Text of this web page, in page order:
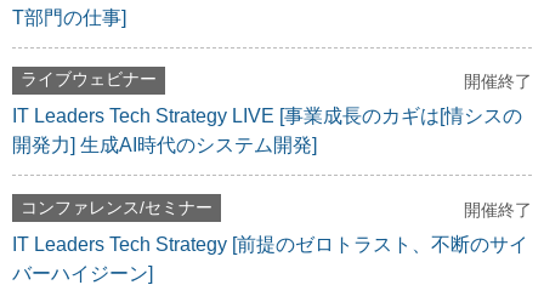
T部門の仕事]
ライブウェビナー 開催終了
IT Leaders Tech Strategy LIVE [事業成長のカギは[情シスの
開発力] 生成AI時代のシステム開発]
コンファレンス/セミナー 開催終了
IT Leaders Tech Strategy [前提のゼロトラスト、不断のサイ
バーハイジーン]